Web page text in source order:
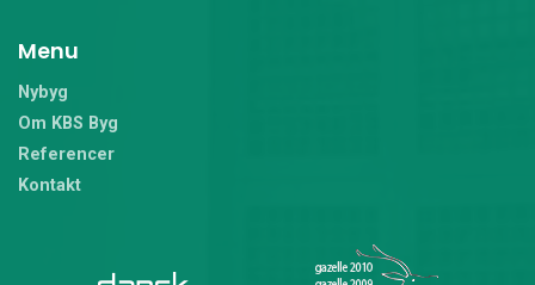
Menu
Nybyg
Om KBS Byg
Referencer
Kontakt